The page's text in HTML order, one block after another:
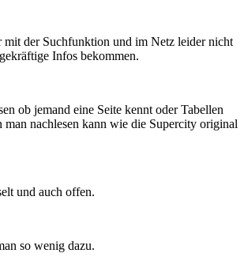
mit der Suchfunktion und im Netz leider nicht
Infos bekommen.
ob jemand eine Seite kennt oder Tabellen
man nachlesen kann wie die Supercity original
und auch offen.
so wenig dazu.